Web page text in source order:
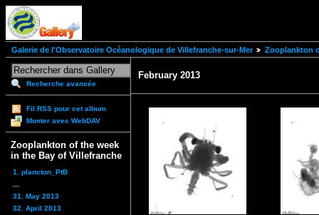
Galerie de l'Observatoire Océanologique de Villefranche-sur-Mer Zooplankton
Recherche avancée
Fil RSS pour cet album
Monter avec WebDAV
Zooplankton of the week
in the Bay of Villefranche
1. plancton_PtB
31. May 2013
32. April 2013
February 2013